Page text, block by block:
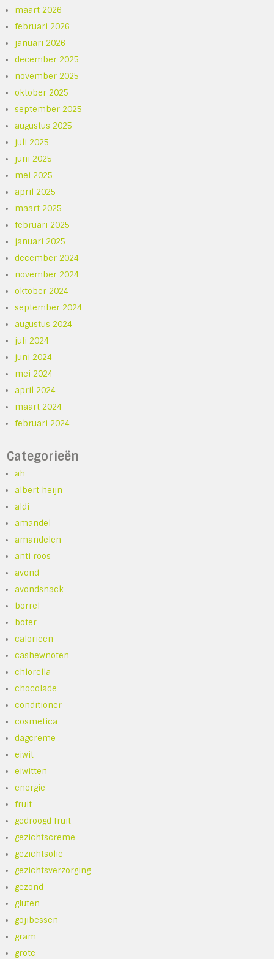
maart 2026
februari 2026
januari 2026
december 2025
november 2025
oktober 2025
september 2025
augustus 2025
juli 2025
juni 2025
mei 2025
april 2025
maart 2025
februari 2025
januari 2025
december 2024
november 2024
oktober 2024
september 2024
augustus 2024
juli 2024
juni 2024
mei 2024
april 2024
maart 2024
februari 2024
Categorieën
ah
albert heijn
aldi
amandel
amandelen
anti roos
avond
avondsnack
borrel
boter
calorieen
cashewnoten
chlorella
chocolade
conditioner
cosmetica
dagcreme
eiwit
eiwitten
energie
fruit
gedroogd fruit
gezichtscreme
gezichtsolie
gezichtsverzorging
gezond
gluten
gojibessen
gram
grote